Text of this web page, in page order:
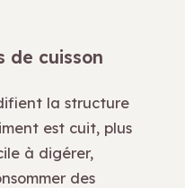
de cuisson
la structure
est cuit, plus
à digérer,
des